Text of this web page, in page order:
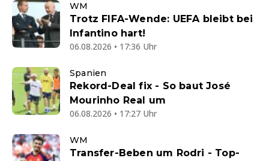
WM
Trotz FIFA-Wende: UEFA bleibt bei
Infantino hart!
06.08.2026 • 17:36 Uhr
Spanien
Rekord-Deal fix - So baut José
Mourinho Real um
06.08.2026 • 17:27 Uhr
WM
Transfer-Beben um Rodri - Top-